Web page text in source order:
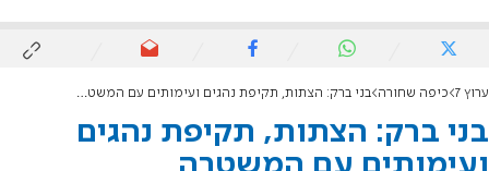
ערוץ 7 כיפה שחורה בני ברק: הצתות, תקיפת נהגים ועימותים עם המשטרה
בני ברק: הצתות, תקיפת נהגים